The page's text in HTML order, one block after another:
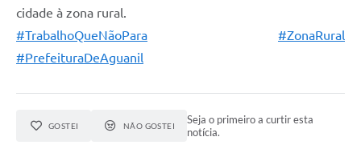
cidade à zona rural.
#TrabalhoQueNãoPara
#ZonaRural
#PrefeituraDeAguanil
GOSTEI NÃO GOSTEI
Seja o primeiro a curtir esta
notícia.